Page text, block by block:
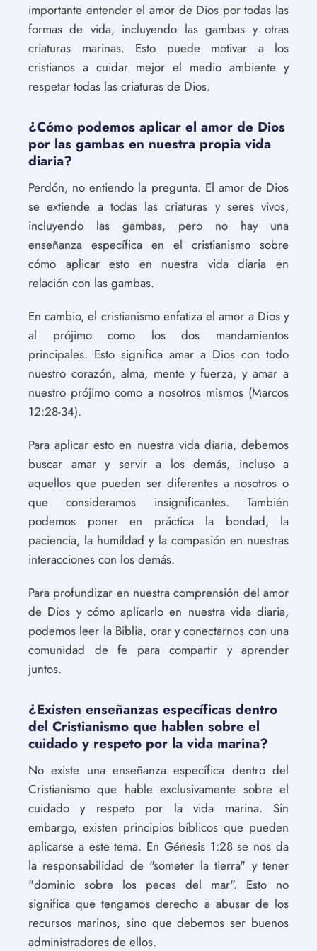
importante entender el amor de Dios por todas las
formas de vida, incluyendo las gambas y otras
criaturas marinas. Esto puede motivar a los
cristianos a cuidar mejor el medio ambiente y
respetar todas las criaturas de Dios.
¿Cómo podemos aplicar el amor de Dios
por las gambas en nuestra propia vida
diaria?
Perdón, no entiendo la pregunta. El amor de Dios
se extiende a todas las criaturas y seres vivos,
incluyendo las gambas, pero no hay una
enseñanza específica en el cristianismo sobre
cómo aplicar esto en nuestra vida diaria en
relación con las gambas.
En cambio, el cristianismo enfatiza el amor a Dios y
al prójimo como los dos mandamientos
principales. Esto significa amar a Dios con todo
nuestro corazón, alma, mente y fuerza, y amar a
nuestro prójimo como a nosotros mismos (Marcos
12:28-34).
Para aplicar esto en nuestra vida diaria, debemos
buscar amar y servir a los demás, incluso a
aquellos que pueden ser diferentes a nosotros o
que consideramos insignificantes. También
podemos poner en práctica la bondad, la
paciencia, la humildad y la compasión en nuestras
interacciones con los demás.
Para profundizar en nuestra comprensión del amor
de Dios y cómo aplicarlo en nuestra vida diaria,
podemos leer la Biblia, orar y conectarnos con una
comunidad de fe para compartir y aprender
juntos.
¿Existen enseñanzas específicas dentro
del Cristianismo que hablen sobre el
cuidado y respeto por la vida marina?
No existe una enseñanza específica dentro del
Cristianismo que hable exclusivamente sobre el
cuidado y respeto por la vida marina. Sin
embargo, existen principios bíblicos que pueden
aplicarse a este tema. En Génesis 1:28 se nos da
la responsabilidad de "someter la tierra" y tener
"dominio sobre los peces del mar". Esto no
significa que tengamos derecho a abusar de los
recursos marinos, sino que debemos ser buenos
administradores de ellos.